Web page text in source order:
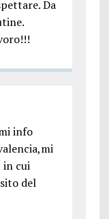
Da
info
cui
del